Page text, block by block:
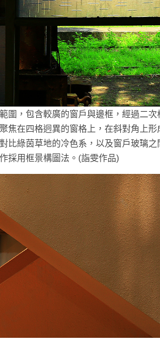
圍，包含較廣的窗戶與邊框，經過二次
焦在四格迥異的窗格上，在斜對角上形
比綠茵草地的冷色系，以及窗戶玻璃之
採用框景構圖法。(詣雯作品)